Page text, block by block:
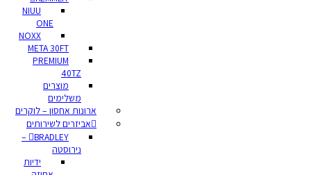
NIUU
ONE
NOXX
META 30FT
PREMIUM
40TZ
מוצרים
משלימים
ארונות אחסון – לוקרים
אביזרים לשירותים
BRADLEY –
נירוסטה
ידיות